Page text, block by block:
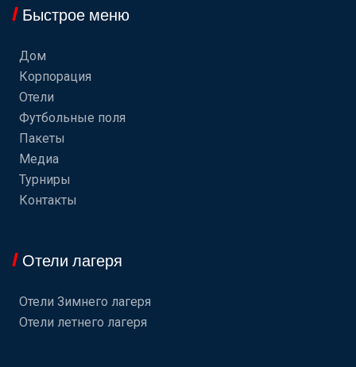
Быстрое меню
Дом
Корпорация
Отели
Футбольные поля
Пакеты
Медиа
Турниры
Контакты
Отели лагеря
Отели Зимнего лагеря
Отели летнего лагеря